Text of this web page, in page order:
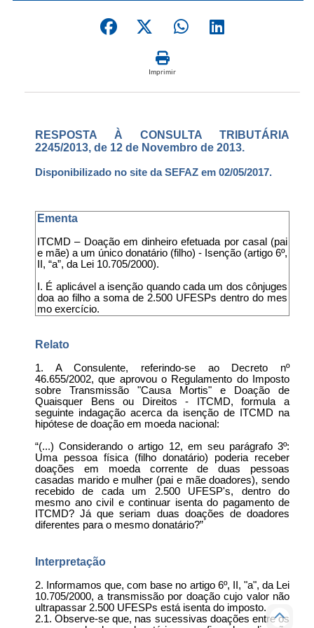
Imprimir
RESPOSTA À CONSULTA TRIBUTÁRIA
2245/2013, de 12 de Novembro de 2013.
Disponibilizado no site da SEFAZ em 02/05/2017.
Ementa
ITCMD – Doação em dinheiro efetuada por casal (pai
e mãe) a um único donatário (filho) - Isenção (artigo 6º,
II, “a”, da Lei 10.705/2000).
I. É aplicável a isenção quando cada um dos cônjuges
doa ao filho a soma de 2.500 UFESPs dentro do mes
mo exercício.
Relato
1. A Consulente, referindo-se ao Decreto nº
46.655/2002, que aprovou o Regulamento do Imposto
sobre Transmissão "Causa Mortis" e Doação de
Quaisquer Bens ou Direitos - ITCMD, formula a
seguinte indagação acerca da isenção de ITCMD na
hipótese de doação em moeda nacional:
“(...) Considerando o artigo 12, em seu parágrafo 3º:
Uma pessoa física (filho donatário) poderia receber
doações em moeda corrente de duas pessoas
casadas marido e mulher (pai e mãe doadores), sendo
recebido de cada um 2.500 UFESP's, dentro do
mesmo ano civil e continuar isenta do pagamento de
ITCMD? Já que seriam duas doações de doadores
diferentes para o mesmo donatário?”
Interpretação
2. Informamos que, com base no artigo 6º, II, "a", da Lei
10.705/2000, a transmissão por doação cujo valor não
ultrapassar 2.500 UFESPs está isenta do imposto.
2.1. Observe-se que, nas sucessivas doações entre os